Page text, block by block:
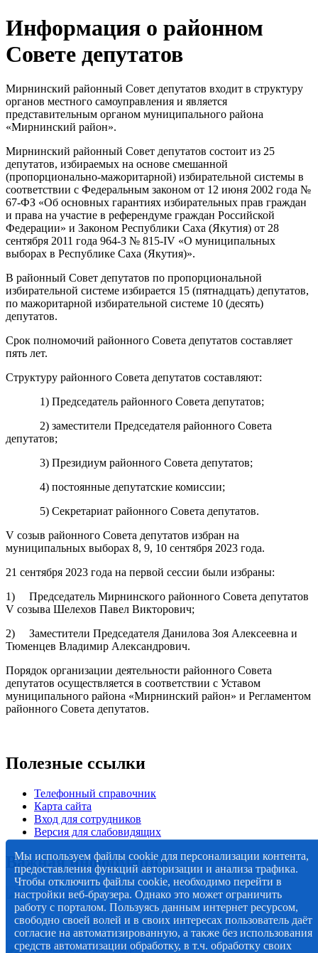
Информация о районном
Совете депутатов
Мирнинский районный Совет депутатов входит в структуру
органов местного самоуправления и является
представительным органом муниципального района
«Мирнинский район».
Мирнинский районный Совет депутатов состоит из 25
депутатов, избираемых на основе смешанной
(пропорционально-мажоритарной) избирательной системы в
соответствии с Федеральным законом от 12 июня 2002 года №
67-ФЗ «Об основных гарантиях избирательных прав граждан
и права на участие в референдуме граждан Российской
Федерации» и Законом Республики Саха (Якутия) от 28
сентября 2011 года 964-З № 815-IV «О муниципальных
выборах в Республике Саха (Якутия)».
В районный Совет депутатов по пропорциональной
избирательной системе избирается 15 (пятнадцать) депутатов,
по мажоритарной избирательной системе 10 (десять)
депутатов.
Срок полномочий районного Совета депутатов составляет
пять лет.
Структуру районного Совета депутатов составляют:
1) Председатель районного Совета депутатов;
2) заместители Председателя районного Совета
депутатов;
3) Президиум районного Совета депутатов;
4) постоянные депутатские комиссии;
5) Секретариат районного Совета депутатов.
V созыв районного Совета депутатов избран на
муниципальных выборах 8, 9, 10 сентября 2023 года.
21 сентября 2023 года на первой сессии были избраны:
1) Председатель Мирнинского районного Совета депутатов
V созыва Шелехов Павел Викторович;
2) Заместители Председателя Данилова Зоя Алексеевна и
Тюменцев Владимир Александрович.
Порядок организации деятельности районного Совета
депутатов осуществляется в соответствии с Уставом
муниципального района «Мирнинский район» и Регламентом
районного Совета депутатов.
Полезные ссылки
Телефонный справочник
Карта сайта
Вход для сотрудников
Версия для слабовидящих
Важная информация
Мы используем файлы cookie для персонализации контента,
предоставления функций авторизации и анализа трафика.
Чтобы отключить файлы cookie, необходимо перейти в
настройки веб-браузера. Однако это может ограничить
работу с порталом. Пользуясь данным интернет ресурсом,
свободно своей волей и в своих интересах пользователь даёт
согласие на автоматизированную, а также без использования
средств автоматизации обработку, в т.ч. обработку своих